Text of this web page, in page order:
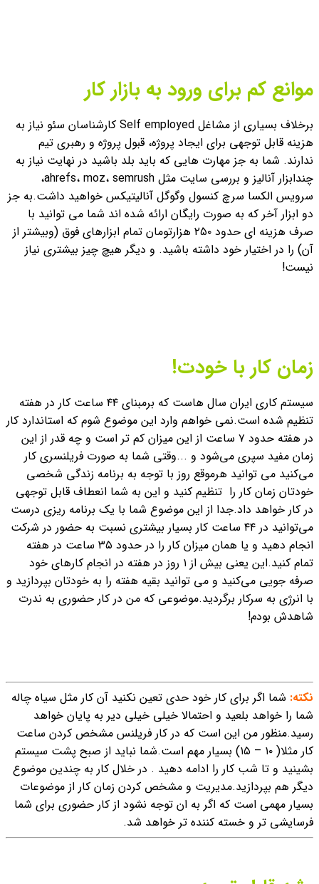
موانع کم برای ورود به بازار کار
برخلاف بسیاری از مشاغل Self employed کارشناسان سئو نیاز به
هزینه قابل توجهی برای ایجاد پروژه، قبول پروژه و رهبری تیم
ندارند. شما به جز مهارت هایی که باید بلد باشید در نهایت نیاز به
چندابزار آنالیز و بررسی سایت مثل ahrefs، moz، semrush،
سرویس الکسا سرچ کنسول وگوگل آنالیتیکس خواهید داشت.به جز
دو ابزار آخر که به صورت رایگان ارائه شده اند شما می توانید با
صرف هزینه ای حدود ۲۵۰ هزارتومان تمام ابزارهای فوق (وبیشتر از
آن) را در اختیار خود داشته باشید. و دیگر هیچ چیز بیشتری نیاز
نیست!
زمان کار با خودت!
سیستم کاری ایران سال هاست که برمبنای ۴۴ ساعت کار در هفته
تنظیم شده است.نمی خواهم وارد این موضوع شوم که استاندارد کار
در هفته حدود ۷ ساعت از این میزان کم تر است و چه قدر از این
زمان مفید سپری می‌شود و ...وقتی شما به صورت فریلنسری کار
می‌کنید می توانید هرموقع روز با توجه به برنامه زندگی شخصی
خودتان زمان کار را تنظیم کنید و این به شما انعطاف قابل توجهی
در کار خواهد داد.جدا از این موضوع شما با یک برنامه ریزی درست
می‌توانید در ۴۴ ساعت کار بسیار بیشتری نسبت به حضور در شرکت
انجام دهید و یا همان میزان کار را در حدود ۳۵ ساعت در هفته
تمام کنید.
این یعنی بیش از ۱ روز در هفته در انجام کارهای خود
صرفه جویی می‌کنید و می توانید بقیه هفته را به خودتان بپردازید و
با انرژی به سرکار برگردید.موضوعی که من در کار حضوری به ندرت
شاهدش بودم!
نکته: شما اگر برای کار خود حدی تعین نکنید آن کار مثل سیاه چاله
شما را خواهد بلعید و احتمالا خیلی خیلی دیر به پایان خواهد
رسید.منظور من این است که در کار فریلنس مشخص کردن ساعت
کار مثلا( ۱۰ – ۱۵) بسیار مهم است.
شما نباید از صبح پشت سیستم
بشینید و تا شب کار را ادامه دهید . در خلال کار به چندین موضوع
دیگر هم بپردازید.مدیریت و مشخص کردن زمان کار از موضوعات
بسیار مهمی است که اگر به ان توجه نشود از کار حضوری برای شما
فرسایشی تر و خسته کننده تر خواهد شد.